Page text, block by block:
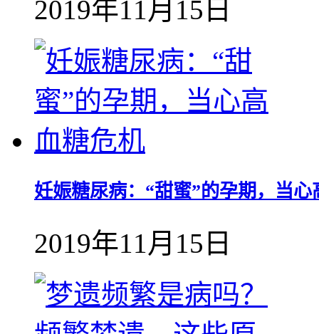
2019年11月15日
妊娠糖尿病：“甜蜜”的孕期，当心
2019年11月15日